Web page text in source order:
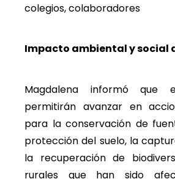
colegios, colaboradores
Impacto ambiental y social
Magdalena informó que
permitirán avanzar en
para la conservación de
protección del suelo, la
la recuperación de
rurales que han sido